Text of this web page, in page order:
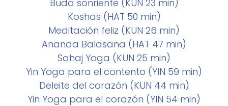
Buda sonriente (KUN 23 min)
Koshas (HAT 50 min)
Meditación feliz (KUN 26 min)
Ananda Balasana (HAT 47 min)
Sahaj Yoga (KUN 25 min)
Yin Yoga para el contento (YIN 59 min)
Deleite del corazón (KUN 44 min)
Yin Yoga para el corazón (YIN 54 min)